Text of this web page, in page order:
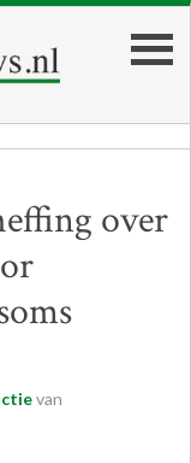
over
van